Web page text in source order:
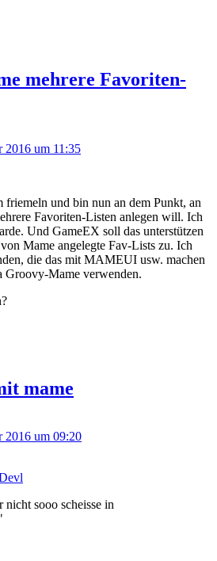
mehrere Favoriten-
2016 um 11:35
friemeln und bin nun an dem Punkt, an
Favoriten-Listen anlegen will. Ich
Und GameEX soll das unterstützen
Mame angelegte Fav-Lists zu. Ich
die das mit MAMEUI usw. machen
Groovy-Mame verwenden.
mame
2016 um 09:20
nicht sooo scheisse in